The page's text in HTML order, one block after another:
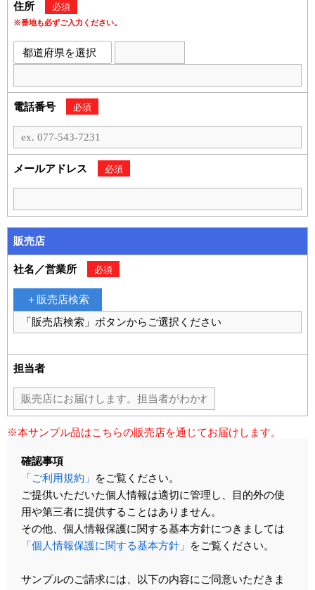
住所 必須
※番地も必ずご入力ください。
電話番号 必須
メールアドレス 必須
販売店
社名／営業所 必須
販売店検索
担当者
※本サンプル品はこちらの販売店を通じてお届けします。
確認事項
「ご利用規約」
をご覧ください。
ご提供いただいた個人情報は適切に管理し、目的外の使
用や第三者に提供することはありません。
その他、個人情報保護に関する基本方針につきましては
「個人情報保護に関する基本方針」
をご覧ください。
サンプルのご請求には、以下の内容にご同意いただきま